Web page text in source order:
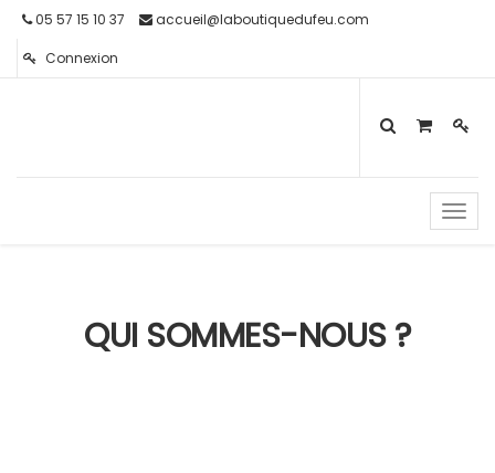
05 57 15 10 37 accueil@laboutiquedufeu.com
Connexion
QUI SOMMES-NOUS ?